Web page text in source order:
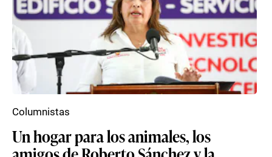
Un hogar para los animales, los
Columnistas